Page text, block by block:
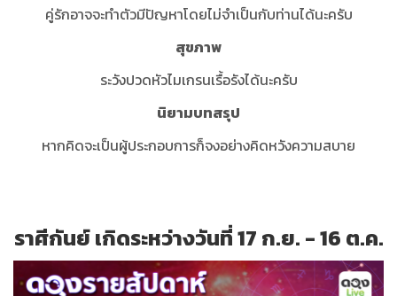
คู่รักอาจจะทำตัวมีปัญหาโดยไม่จำเป็นกับท่านได้นะครับ
สุขภาพ
ระวังปวดหัวไมเกรนเรื้อรังได้นะครับ
นิยามบทสรุป
หากคิดจะเป็นผู้ประกอบการก็จงอย่างคิดหวังความสบาย
ราศีกันย์ เกิดระหว่างวันที่ 17 ก.ย. - 16 ต.ค.